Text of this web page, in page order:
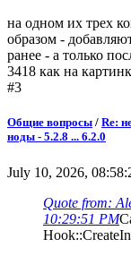
на одном их трех
образом -
ранее - а только
3418 как на
#3
Общие вопросы / Re:
ноды - 5.2.8 ... 6.2.0
July 10, 2026,
Quote from:
10:29:51 PM